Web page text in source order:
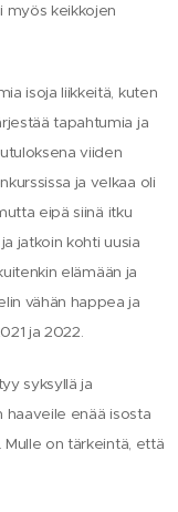
myös keikkojen
isoja liikkeitä, kuten
tapahtumia ja
viiden
ja velkaa oli
eipä siinä itku
jatkoin kohti uusia
elämään ja
vähän happea ja
ja 2022.
syksyllä ja
haaveile enää isosta
Mulle on tärkeintä, että